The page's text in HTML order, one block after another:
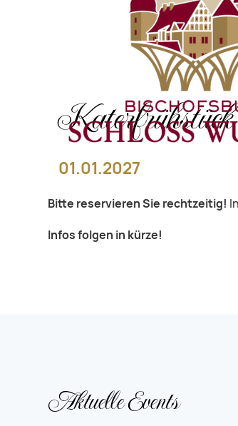
Katerfrühstück
01.01.2027
Bitte reservieren Sie rechtzeitig!
Infos folgen in kürze!
Aktuelle Events